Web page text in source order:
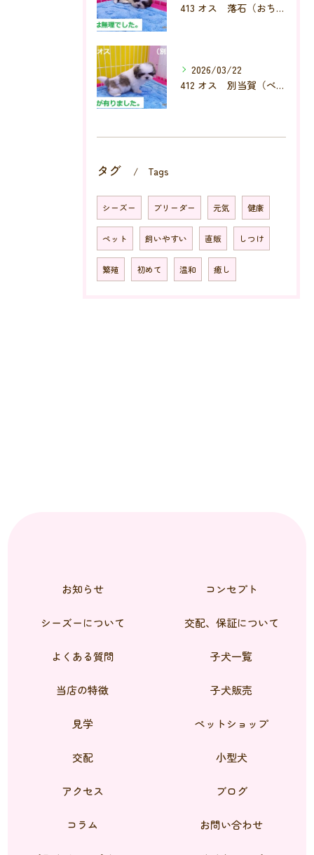
413 オス 落石（おちいし）
2026/03/22
412 オス 別当賀（べっとが）
タグ Tags
シーズー ブリーダー 元気 健康
ペット 飼いやすい 直販 しつけ
繁殖 初めて 温和 癒し
お知らせ コンセプト
シーズーについて 交配、保証について
よくある質問 子犬一覧
当店の特徴 子犬販売
見学 ペットショップ
交配 小型犬
アクセス ブログ
コラム お問い合わせ